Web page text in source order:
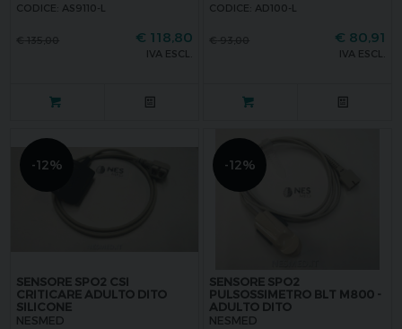
CODICE: AS9110-L
€ 118,80
IVA ESCL.
CODICE: AD100-L
€ 80,91
IVA ESCL.
-12%
SENSORE SPO2 CSI
CRITICARE ADULTO DITO
SILICONE
NESMED
-12%
SENSORE SPO2
PULSOSSIMETRO BLT M800 -
ADULTO DITO
NESMED